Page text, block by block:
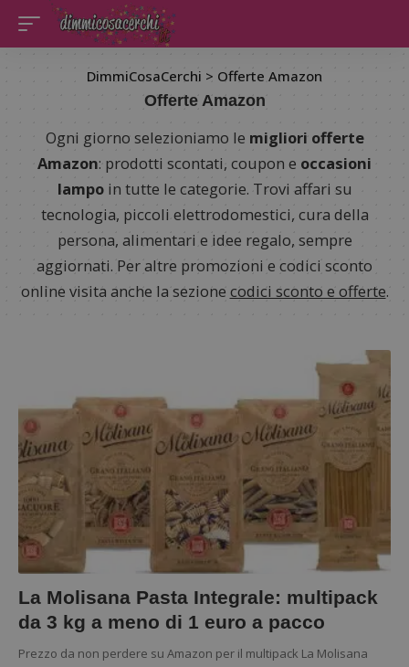
DimmiCosaCerchi > Offerte Amazon
Offerte Amazon
Ogni giorno selezioniamo le migliori offerte
Amazon: prodotti scontati, coupon e occasioni
lampoin tutte le categorie. Trovi affari su
tecnologia, piccoli elettrodomestici, cura della
persona, alimentari e idee regalo, sempre
aggiornati. Per altre promozioni e codici sconto
online visita anche la sezione codici sconto e offerte.
La Molisana Pasta Integrale: multipack
da 3 kg a meno di 1 euro a pacco
Prezzo da non perdere su Amazon per il multipack La Molisana